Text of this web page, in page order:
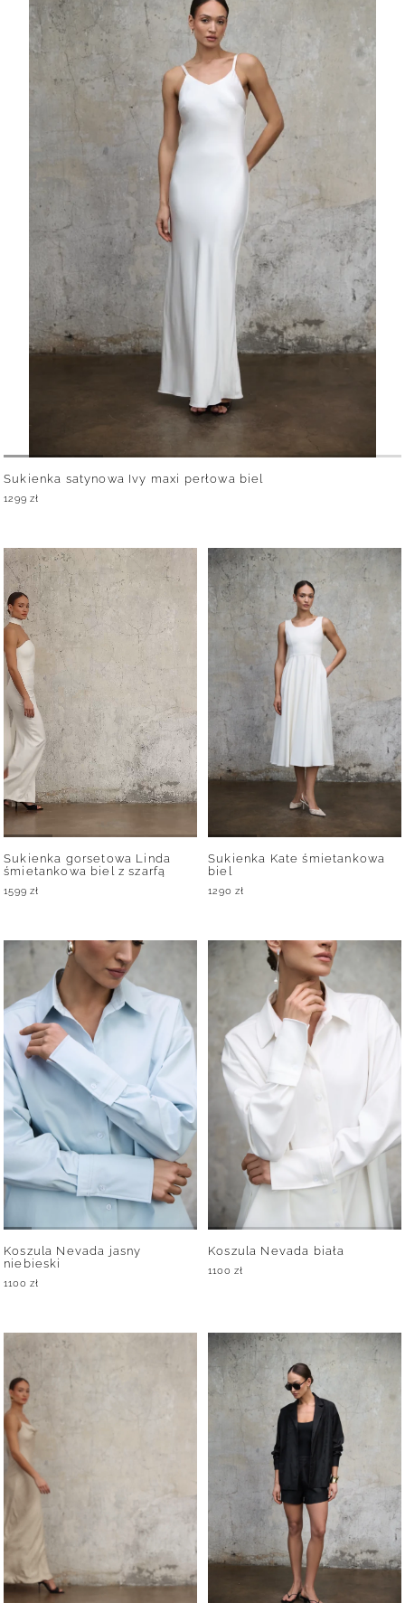
Sukienka satynowa Ivy maxi perłowa biel
1299zł
Sukienka gorsetowa Linda
śmietankowa biel z szarfą
1599zł
Sukienka Kate śmietankowa
biel
1290zł
Koszula Nevada jasny
niebieski
1100zł
Koszula Nevada biała
1100zł